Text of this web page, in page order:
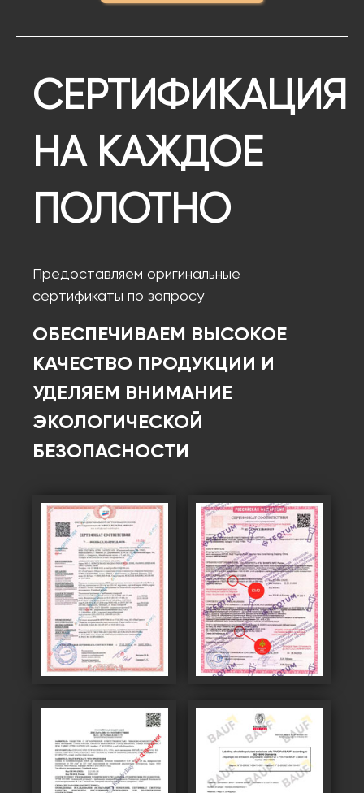
СЕРТИФИКАЦИЯ
НА КАЖДОЕ
ПОЛОТНО
Предоставляем оригинальные
сертификаты по запросу
ОБЕСПЕЧИВАЕМ ВЫСОКОЕ
КАЧЕСТВО ПРОДУКЦИИ И
УДЕЛЯЕМ ВНИМАНИЕ
ЭКОЛОГИЧЕСКОЙ
БЕЗОПАСНОСТИ